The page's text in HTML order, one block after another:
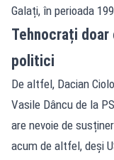
Galați, în perioada
Tehnocrați doar
politici
De altfel, Dacian
Vasile Dâncu de la
are nevoie de
acum de altfel, deși